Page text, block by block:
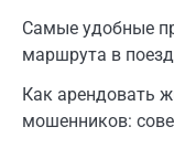
Самые удобные
маршрута в
Как арендовать
мошенников: